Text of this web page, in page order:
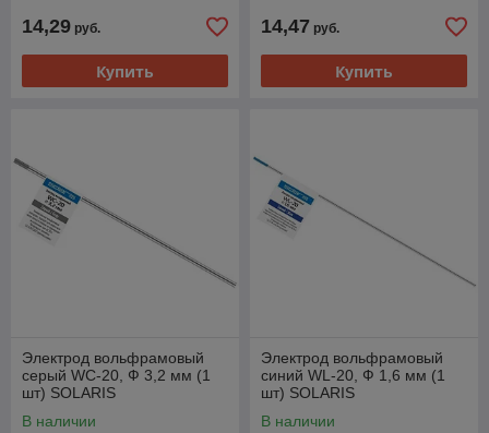
14,29 руб.
Купить
14,47 руб.
Купить
Электрод вольфрамовый
серый WC-20, Ф 3,2 мм (1
шт) SOLARIS
В наличии
Электрод вольфрамовый
синий WL-20, Ф 1,6 мм (1
шт) SOLARIS
В наличии